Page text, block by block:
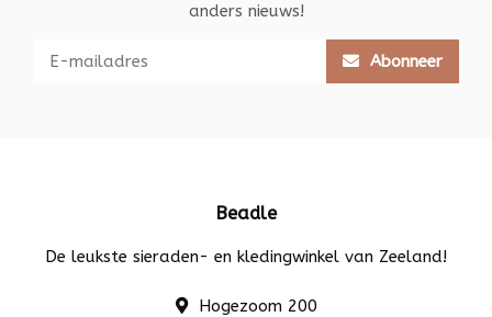
anders nieuws!
Abonneer
Beadle
De leukste sieraden- en kledingwinkel van Zeeland!
Hogezoom 200